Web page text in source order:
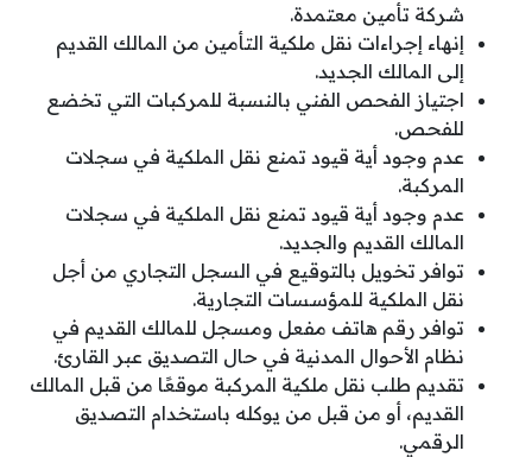
شركة تأمين معتمدة.
إنهاء إجراءات نقل ملكية التأمين من المالك القديم
إلى المالك الجديد.
اجتياز الفحص الفني بالنسبة للمركبات التي تخضع
للفحص.
عدم وجود أية قيود تمنع نقل الملكية في سجلات
المركبة.
عدم وجود أية قيود تمنع نقل الملكية في سجلات
المالك القديم والجديد.
توافر تخويل بالتوقيع في السجل التجاري من أجل
نقل الملكية للمؤسسات التجارية.
توافر رقم هاتف مفعل ومسجل للمالك القديم في
نظام الأحوال المدنية في حال التصديق عبر القارئ.
تقديم طلب نقل ملكية المركبة موقعًا من قبل المالك
القديم، أو من قبل من يوكله باستخدام التصديق
الرقمي.